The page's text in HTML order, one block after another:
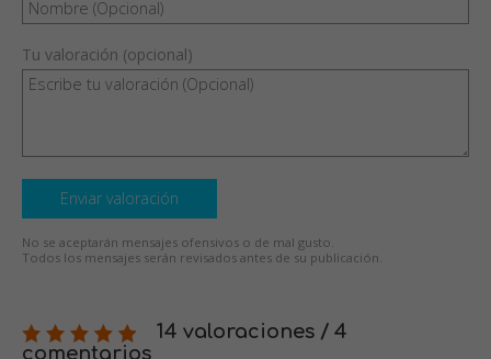
Tu valoración (opcional)
Enviar valoración
No se aceptarán mensajes ofensivos o de mal gusto.
Todos los mensajes serán revisados antes de su publicación.
14 valoraciones / 4
comentarios